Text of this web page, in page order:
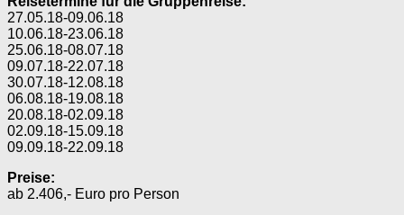
27.05.18-09.06.18
10.06.18-23.06.18
25.06.18-08.07.18
09.07.18-22.07.18
30.07.18-12.08.18
06.08.18-19.08.18
20.08.18-02.09.18
02.09.18-15.09.18
09.09.18-22.09.18
Preise:
ab 2.406,- Euro pro Person